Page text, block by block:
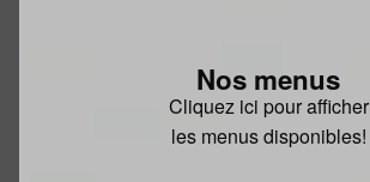
Nos menus
Cliquez ici pour afficher
les menus disponibles!